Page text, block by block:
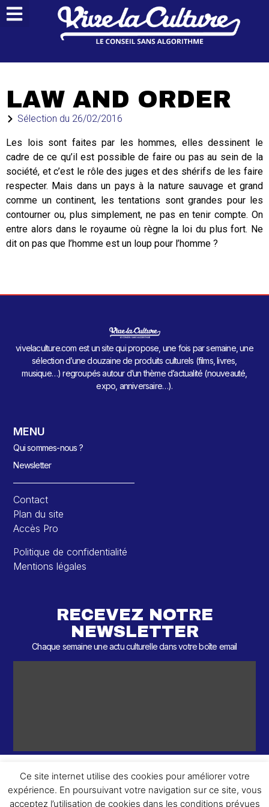
LAW AND ORDER
Sélection du 26/02/2016
Les lois sont faites par les hommes, elles dessinent le
cadre de ce qu’il est possible de faire ou pas au sein de la
société, et c’est le rôle des juges et des shérifs de les faire
respecter. Mais dans un pays à la nature sauvage et grand
comme un continent, les tentations sont grandes pour les
contourner ou, plus simplement, ne pas en tenir compte. On
entre alors dans le royaume où règne la loi du plus fort. Ne
dit on pas que l’homme est un loup pour l’homme ?
vivelaculture.com est un site qui propose, une fois par semaine, une
sélection d’une douzaine de produits culturels (films, livres,
musique…) regroupés autour d’un thème d’actualité (nouveauté,
expo, anniversaire…).
MENU
Qui sommes-nous ?
Newsletter
Contact
Plan du site
Accès Pro
Politique de confidentialité
Mentions légales
RECEVEZ NOTRE
NEWSLETTER
Chaque semaine une actu culturelle dans votre boîte email
© 2026 – 2 ème Round – Tous droits réservés.
Ce site internet utilise des cookies pour améliorer votre
expérience. En poursuivant votre navigation sur ce site, vous
acceptez l’utilisation de cookies dans les conditions prévues